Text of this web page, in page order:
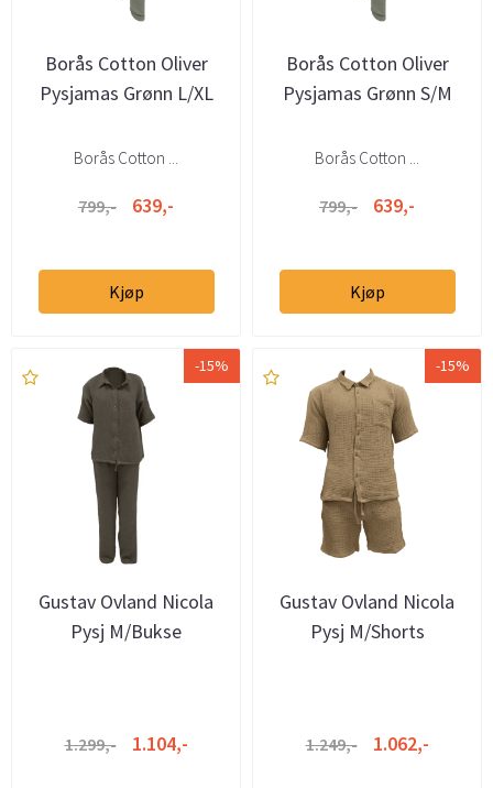
Borås Cotton Oliver
Pysjamas Grønn L/XL
Borås Cotton ...
799,- 639,-
Kjøp
Borås Cotton Oliver
Pysjamas Grønn S/M
Borås Cotton ...
799,- 639,-
Kjøp
-15%
Gustav Ovland Nicola
Pysj M/Bukse
1.299,- 1.104,-
-15%
Gustav Ovland Nicola
Pysj M/Shorts
1.249,- 1.062,-